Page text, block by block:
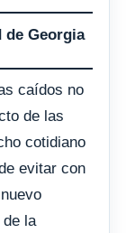
Georgia
caídos no
de las
cotidiano
evitar con
la